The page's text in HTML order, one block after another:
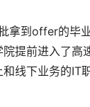
拿到offer的毕
提前进入了高
线下业务的IT